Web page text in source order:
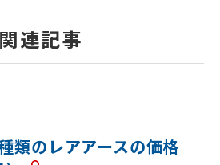
関連記事
類のレアアースの価格